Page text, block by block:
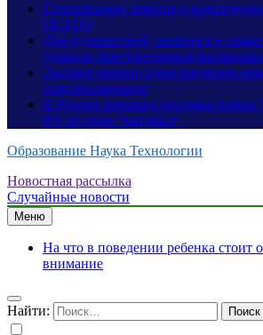
Страховщики заявили о
ОСАГО
Для путешествий, шопинга и
удивили вместительным
Эксперт оценил идею введения
электросамокаты
В России начались продажи новых
B9: по цене “китайца”
Образование Наука Технологии
Новостная рассылка
Случайные новости
Меню
На что в поведении ребенка стоит
внимание
Найти: